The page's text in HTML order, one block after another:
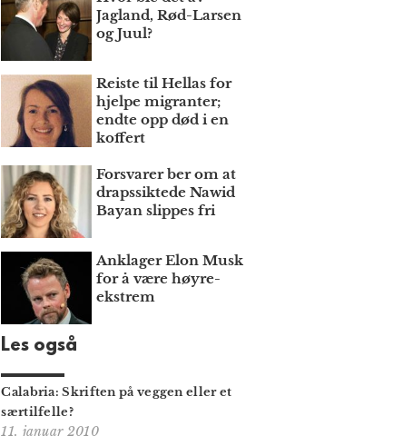
Jagland, Rød-Larsen
og Juul?
Reiste til Hellas for
hjelpe migranter;
endte opp død i en
koffert
Forsvarer ber om at
draps­siktede Nawid
Bayan slippes fri
Anklager Elon Musk
for å være høyre­
ekstrem
Les også
Calabria: Skriften på veggen eller et
særtilfelle?
11. januar 2010